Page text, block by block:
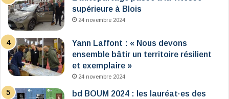
supérieure à Blois
24 novembre 2024
Yann Laffont : « Nous devons
ensemble bâtir un territoire résilient
et exemplaire »
24 novembre 2024
bd BOUM 2024 : les lauréat·es des